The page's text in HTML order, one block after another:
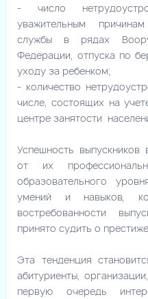
- число
уважительным
службы в рядах
Федерации, отпуска по
уходу за ребенком;
- количество
числе, состоящих на
центре занятости
Успешность выпускников
от их
образовательного
умений и навыков,
востребованности
принято судить о
Эта тенденция
абитуриенты,
первую очередь